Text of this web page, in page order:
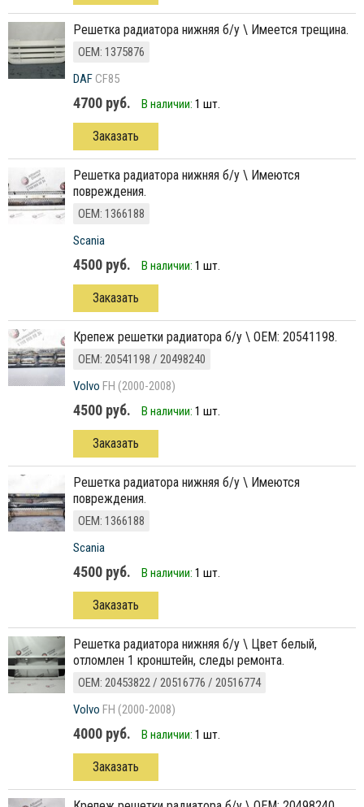
решетка радиатора нижняя б/у \ Имеется трещина.
ОЕМ: 1375876
DAFCF85
4700 руб. В наличии: 1 шт.
Заказать
решетка радиатора нижняя б/у \ Имеются
повреждения.
ОЕМ: 1366188
Scania
4500 руб. В наличии: 1 шт.
Заказать
крепеж решетки радиатора б/у \ ОЕМ: 20541198.
ОЕМ: 20541198 / 20498240
Volvo FH (2000-2008)
4500 руб. В наличии: 1 шт.
Заказать
решетка радиатора нижняя б/у \ Имеются
повреждения.
ОЕМ: 1366188
Scania
4500 руб. В наличии: 1 шт.
Заказать
решетка радиатора нижняя б/у \ Цвет белый,
отломлен 1 кронштейн, следы ремонта.
ОЕМ: 20453822 / 20516776 / 20516774
Volvo FH (2000-2008)
4000 руб. В наличии: 1 шт.
Заказать